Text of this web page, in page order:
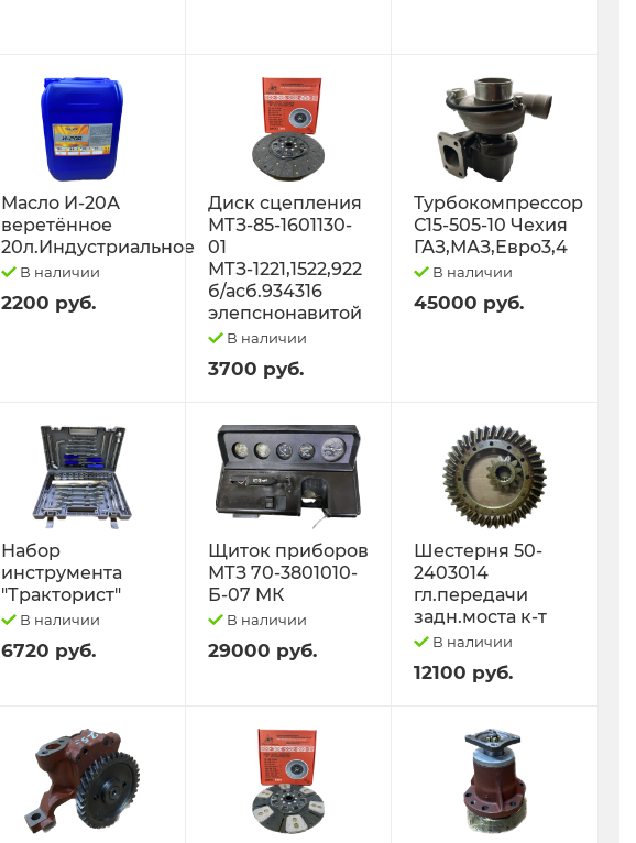
Масло И-20А
веретённое
20л.Индустриальное
В наличии
2200 руб.
Диск сцепления
МТЗ-85-1601130-
01
МТЗ-1221,1522,922
б/асб.934316
элепснонавитой
В наличии
3700 руб.
Турбокомпрессор
С15-505-10 Чехия
ГАЗ,МАЗ,Евро3,4
В наличии
45000 руб.
Набор
инструмента
"Тракторист"
В наличии
6720 руб.
Щиток приборов
МТЗ 70-3801010-
Б-07 МК
В наличии
29000 руб.
Шестерня 50-
2403014
гл.передачи
задн.моста к-т
В наличии
12100 руб.